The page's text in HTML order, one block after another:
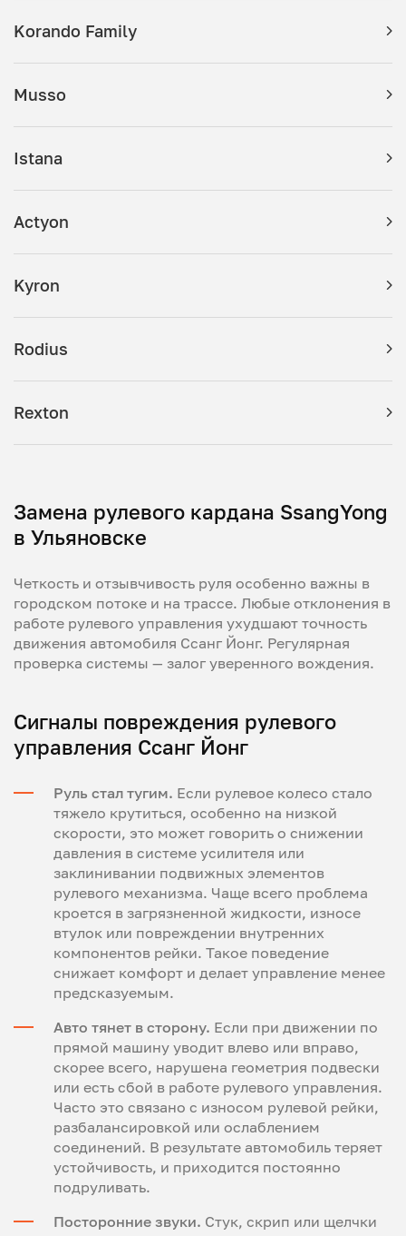
Korando Family
Musso
Istana
Actyon
Kyron
Rodius
Rexton
Замена рулевого кардана SsangYong
в Ульяновске
Четкость и отзывчивость руля особенно важны в
городском потоке и на трассе. Любые отклонения в
работе рулевого управления ухудшают точность
движения автомобиля Ссанг Йонг. Регулярная
проверка системы — залог уверенного вождения.
Сигналы повреждения рулевого
управления Ссанг Йонг
Руль стал тугим. Если рулевое колесо стало
тяжело крутиться, особенно на низкой
скорости, это может говорить о снижении
давления в системе усилителя или
заклинивании подвижных элементов
рулевого механизма. Чаще всего проблема
кроется в загрязненной жидкости, износе
втулок или повреждении внутренних
компонентов рейки. Такое поведение
снижает комфорт и делает управление менее
предсказуемым.
Авто тянет в сторону. Если при движении по
прямой машину уводит влево или вправо,
скорее всего, нарушена геометрия подвески
или есть сбой в работе рулевого управления.
Часто это связано с износом рулевой рейки,
разбалансировкой или ослаблением
соединений. В результате автомобиль теряет
устойчивость, и приходится постоянно
подруливать.
Посторонние звуки. Стук, скрип или щелчки